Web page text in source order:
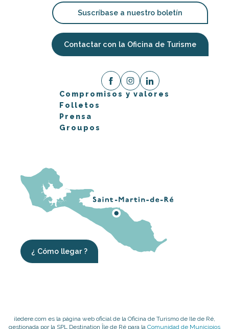
Suscríbase a nuestro boletín
Contactar con la Oficina de Turisme
Compromisos y valores
Folletos
Prensa
Groupos
¿ Cómo llegar ?
iledere.com es la página web oficial de la Oficina de Turismo de Ile de Ré,
gestionada por la SPL Destination Île de Ré para la Comunidad de Municipios